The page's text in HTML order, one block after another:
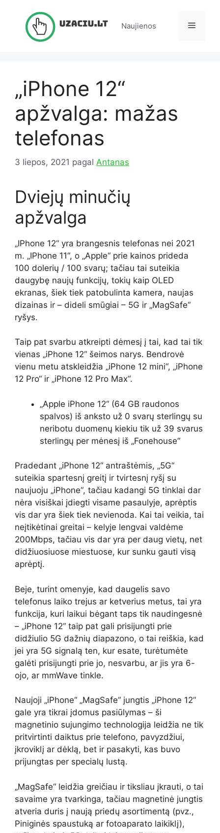
Naujienos Meniu
„iPhone 12“
apžvalga: mažas
telefonas
3 liepos, 2021 pagal Antanas
Dviejų minučių
apžvalga
„IPhone 12“ yra brangesnis telefonas nei 2021
m. „IPhone 11“, o „Apple“ prie kainos prideda
100 dolerių / 100 svarų; tačiau tai suteikia
daugybę naujų funkcijų, tokių kaip OLED
ekranas, šiek tiek patobulinta kamera, naujas
dizainas ir – dideli smūgiai – 5G ir „MagSafe“
ryšys.
Taip pat svarbu atkreipti dėmesį į tai, kad tai tik
vienas „iPhone 12“ šeimos narys. Bendrovė
vienu metu atskleidžia „iPhone 12 mini“, „iPhone
12 Pro“ ir „iPhone 12 Pro Max“.
„Apple iPhone 12“ (64 GB raudonos
spalvos) iš anksto už 0 svarų sterlingų su
neribotu duomenų kiekiu tik už 39 svarus
sterlingų per mėnesį iš „Fonehouse“
Pradedant „iPhone 12“ antraštėmis, „5G“
suteikia spartesnį greitį ir tvirtesnį ryšį su
naujuoju „iPhone“, tačiau kadangi 5G tinklai dar
nėra visiškai įdiegti visame pasaulyje, aprėptis
vis dar yra šiek tiek nevienoda. Kai tai veikia, tai
neįtikėtinai greitai – kelyje lengvai valdėme
200Mbps, tačiau vis dar yra per daug vietų, net
didžiuosiuose miestuose, kur sunku gauti visą
aprėptį.
Beje, turint omenyje, kad daugelis savo
telefonus laiko trejus ar ketverius metus, tai yra
funkcija, kuri laikui bėgant taps tik naudingesnė
– „iPhone 12“ taip pat gali prisijungti prie
didžiulio 5G dažnių diapazono, o tai reiškia, kad
jei yra 5G signalą ten, kur esate, turėtumėte
galėti prisijungti prie jo, nesvarbu, ar jis yra 6-
ojo, ar mmWave tinkle.
Naujoji „iPhone“ „MagSafe“ jungtis „iPhone 12“
gale yra tikrai įdomus pasiūlymas – ši
magnetinio sujungimo technologija leidžia ne tik
pritvirtinti daiktus prie telefono, pavyzdžiui,
įkroviklį ar dėklą, bet ir pasakyti, kas buvo
prijungtas per specialų lustą.
„MagSafe“ leidžia greičiau ir tiksliau įkrauti, o tai
savaime yra tvarkinga, tačiau magnetinė jungtis
atveria duris į naują priedų asortimentą (pvz.,
Piniginės spaustuką ar fotoaparato laikiklį),